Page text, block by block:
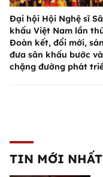
Đại hội Hội Nghệ sĩ
khấu Việt Nam lần
Đoàn kết, đổi mới,
đưa sân khấu bước
chặng đường phát
TIN MỚI NHẤT